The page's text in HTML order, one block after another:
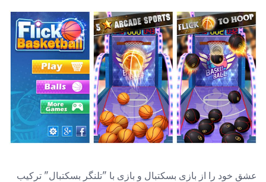
عشق خود را از بازی بسکتبال و بازی با "تلنگر بسکتبال" ترکیب